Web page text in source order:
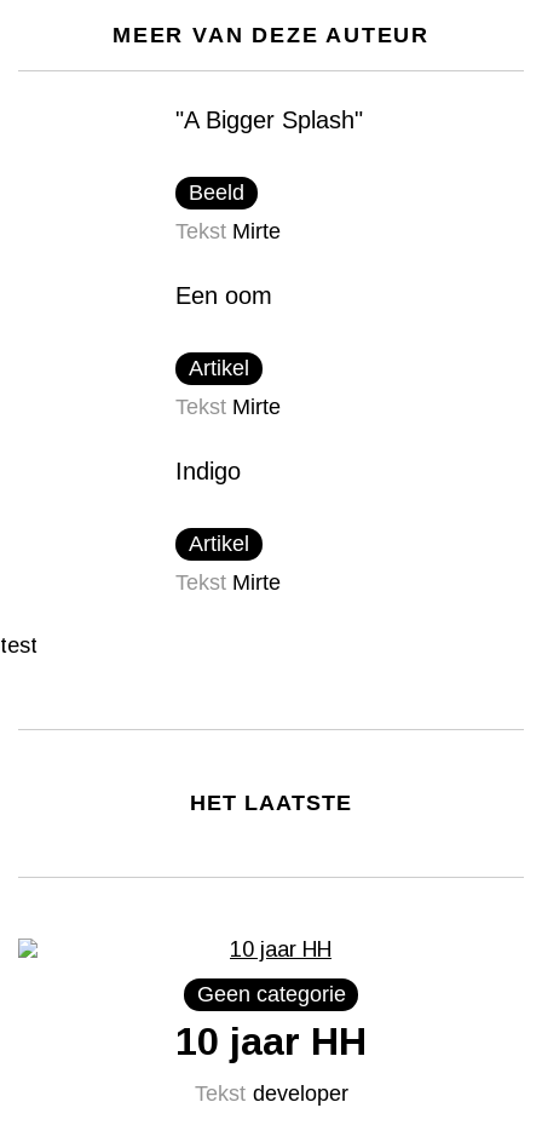
MEER VAN DEZE AUTEUR
"A Bigger Splash"
Beeld
Tekst Mirte
Een oom
Artikel
Tekst Mirte
Indigo
Artikel
Tekst Mirte
test
HET LAATSTE
Geen categorie
10 jaar HH
Tekst developer